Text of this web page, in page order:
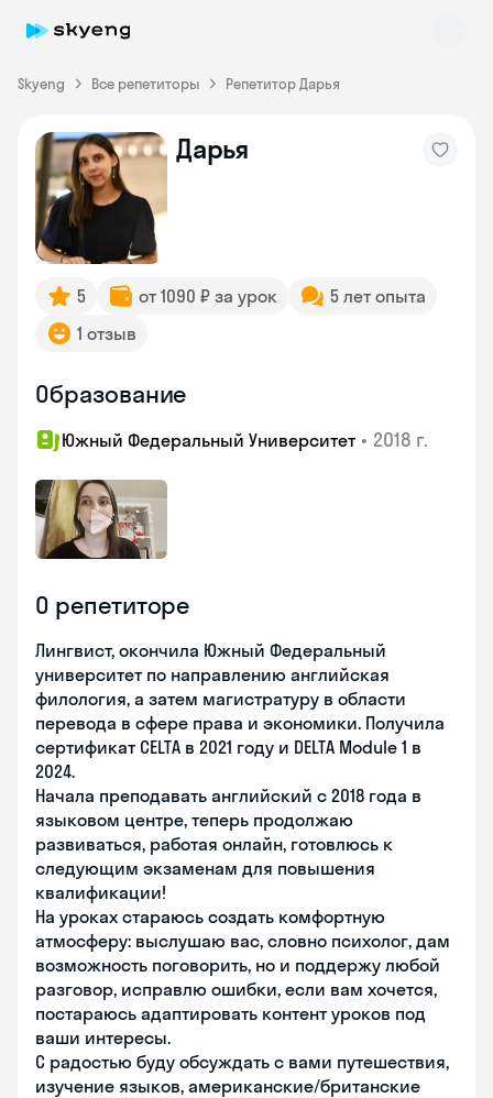
Skyeng Все репетиторы Репетитор Дарья
Дарья
5 от 1090 ₽ за урок
5 лет опыта
1 отзыв
Образование
Южный Федеральный Университет • 2018 г.
О репетиторе
Лингвист, окончила Южный Федеральный
университет по направлению английская
филология, а затем магистратуру в области
перевода в сфере права и экономики. Получила
сертификат CELTA в 2021 году и DELTA Module 1 в
2024.
Начала преподавать английский с 2018 года в
языковом центре, теперь продолжаю
развиваться, работая онлайн, готовлюсь к
следующим экзаменам для повышения
квалификации!
На уроках стараюсь создать комфортную
атмосферу: выслушаю вас, словно психолог, дам
возможность поговорить, но и поддержу любой
разговор, исправлю ошибки, если вам хочется,
постараюсь адаптировать контент уроков под
ваши интересы.
С радостью буду обсуждать с вами путешествия,
изучение языков, американские/британские
Skyeng Chat
online